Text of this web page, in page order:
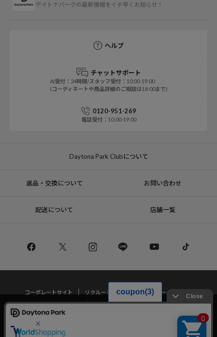
デイトナパークの最新情報をイチ早くお知らせ！
ヘルプ
チャットサポート
AI受付：24時間/スタッフ受付：10:00-19:00
(コーディネートや商品詳細のご相談は18:00まで)
0120-951-269
電話受付：10:00-19:00
Daytona Park Clubについて
返品・交換について お問い合わせ
配送について 店舗一覧
コーポレートサイト リクルート
サステナブルマークについて
プライバシーポリシー
特定商取引法・古物営業法に基づく表記
Copyright © DAYTONA INTERNATIONAL Co.,Ltd All Rights Reserved.
当サイトでは利用体験の向上およびコンテンツの最適な提供、トラフィック
の分析を目的としてCookieを使用しています。
サイトの閲覧を継続された場合、Cookieの利用に同意したことものといたし